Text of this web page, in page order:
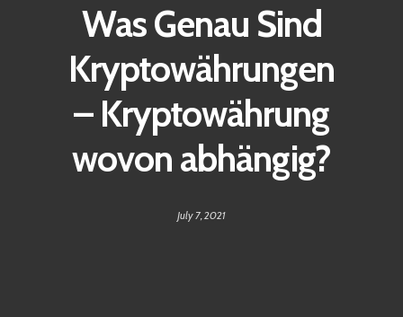
Was Genau Sind
Kryptowährungen
– Kryptowährung
wovon abhängig?
July 7, 2021